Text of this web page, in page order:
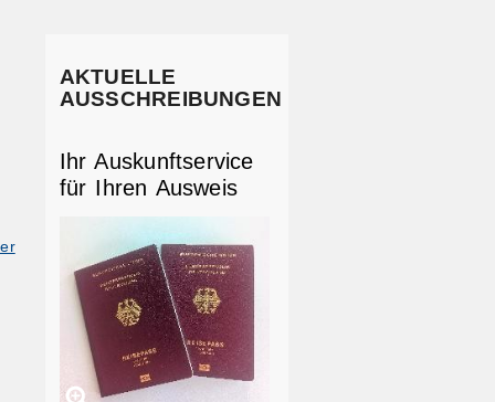
AKTUELLE
AUSSCHREIBUNGEN
Ihr Auskunftservice
für Ihren Ausweis